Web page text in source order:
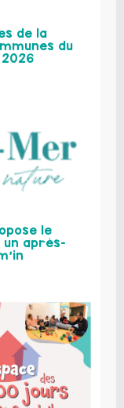
de la
du
le
un après-